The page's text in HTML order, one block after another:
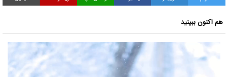
هم اکنون ببینید